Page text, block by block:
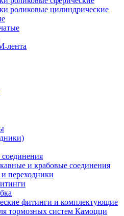
роликовые цилиндрические
лента
и крабовые соединения
переходники
фитинги и комплектующие
тормозных систем Камоцци